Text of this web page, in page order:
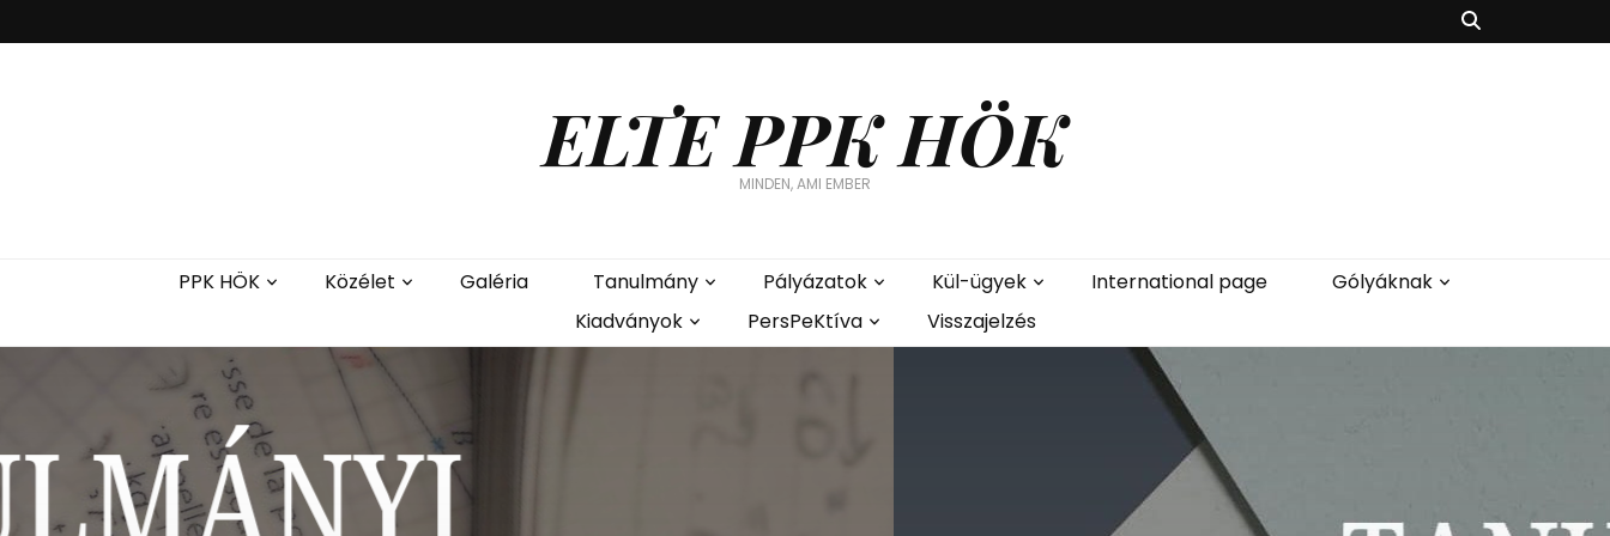
ELTE PPK HÖK
MINDEN, AMI EMBER
PPK HÖK Közélet Galéria Tanulmány Pályázatok Kül-ügyek International page
Gólyáknak
Kiadványok
PersPeKtíva Visszajelzés